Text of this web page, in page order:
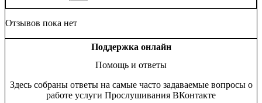
Отзывов пока нет
Поддержка онлайн
Помощь и ответы
Здесь собраны ответы на самые часто задаваемые вопросы о
работе услуги Прослушивания ВКонтакте